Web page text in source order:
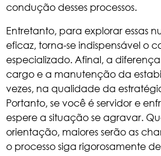
condução desses processos.
Entretanto, para explorar essas
eficaz, torna-se indispensável o
especializado. Afinal, a
cargo e a manutenção da
vezes, na qualidade da
Portanto, se você é servidor e
espere a situação se agravar.
orientação, maiores serão as
o processo siga rigorosamente